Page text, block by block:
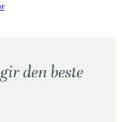
den beste